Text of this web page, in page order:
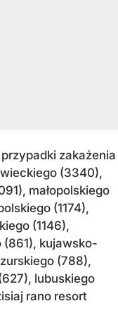
zakażenia
(3340),
małopolskiego
(1174),
(1146),
kujawsko-
(788),
lubuskiego
rano resort